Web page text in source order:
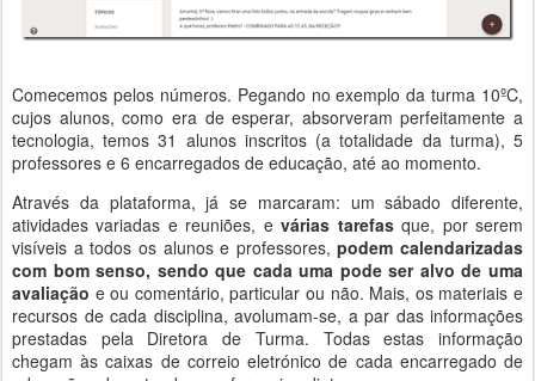
Comecemos pelos números. Pegando no exemplo da turma 10ºC,
cujos alunos, como era de esperar, absorveram perfeitamente a
tecnologia, temos 31 alunos inscritos (a totalidade da turma), 5
professores e 6 encarregados de educação, até ao momento.
Através da plataforma, já se marcaram: um sábado diferente,
atividades variadas e reuniões, evárias tarefasque, por serem
visíveis a todos os alunos e professores,podem calendarizadas
com bom senso, sendo que cada uma pode ser alvo de uma
avaliação e ou comentário, particular ou não. Mais, os materiais e
recursos de cada disciplina, avolumam-se, a par das informações
prestadas pela Diretora de Turma. Todas estas informação
chegam às caixas de correio eletrónico de cada encarregado de